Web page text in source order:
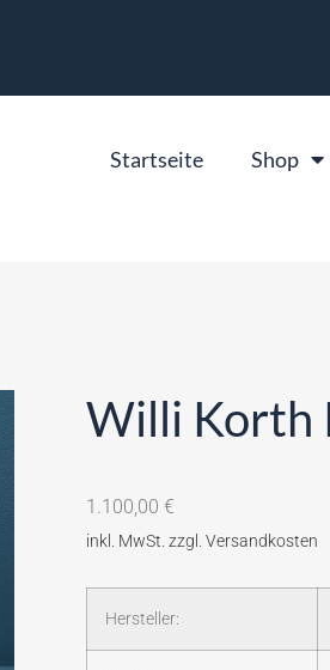
Startseite Shop
Willi Korth
1.100,00 €
Hersteller: